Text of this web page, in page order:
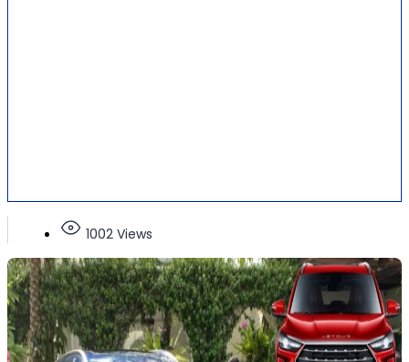
1002 Views